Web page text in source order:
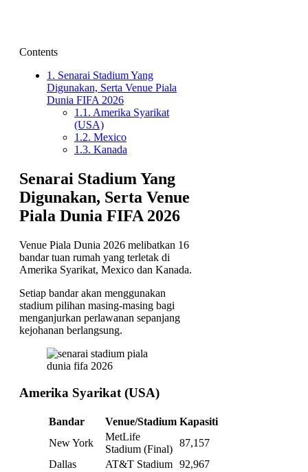
Contents
1. Senarai Stadium Yang
Digunakan, Serta Venue Piala
Dunia FIFA 2026
1.1. Amerika Syarikat
(USA)
1.2. Mexico
1.3. Kanada
Senarai Stadium Yang
Digunakan, Serta Venue
Piala Dunia FIFA 2026
Venue Piala Dunia 2026 melibatkan 16
bandar tuan rumah yang terletak di
Amerika Syarikat, Mexico dan Kanada.
Setiap bandar akan menggunakan
stadium pilihan masing-masing bagi
menganjurkan perlawanan sepanjang
kejohanan berlangsung.
Amerika Syarikat (USA)
Bandar Venue/Stadium Kapasiti
New York
MetLife
Stadium (Final)
87,157
Dallas
AT&T Stadium 92,967